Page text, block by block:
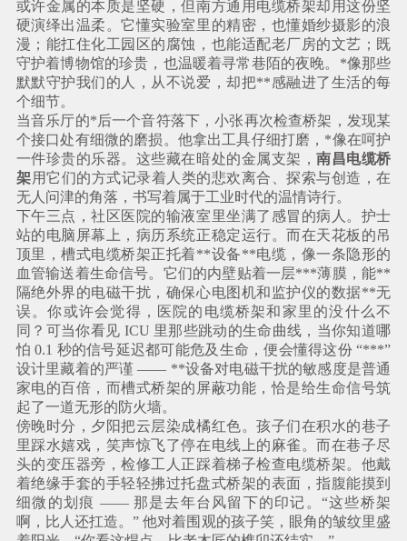
或许金属的本质是坚硬，但南方通用电缆桥架却用这份坚
硬演绎出温柔。它懂实验室里的精密，也懂婚纱摄影的浪
漫；能扛住化工园区的腐蚀，也能适配老厂房的文艺；既
守护着博物馆的珍贵，也温暖着寻常巷陌的夜晚。*像那些
默默守护我们的人，从不说爱，却把**感融进了生活的每
个细节。
当音乐厅的*后一个音符落下，小张再次检查桥架，发现某
个接口处有细微的磨损。他拿出工具仔细打磨，*像在呵护
一件珍贵的乐器。这些藏在暗处的金属支架，南昌电缆桥
架用它们的方式记录着人类的悲欢离合、探索与创造，在
无人问津的角落，书写着属于工业时代的温情诗行。
下午三点，社区医院的输液室里坐满了感冒的病人。护士
站的电脑屏幕上，病历系统正稳定运行。而在天花板的吊
顶里，槽式电缆桥架正托着**设备**电缆，像一条隐形的
血管输送着生命信号。它们的内壁贴着一层***薄膜，能**
隔绝外界的电磁干扰，确保心电图机和监护仪的数据**无
误。你或许会觉得，医院的电缆桥架和家里的没什么不
同？可当你看见 ICU 里那些跳动的生命曲线，当你知道哪
怕 0.1 秒的信号延迟都可能危及生命，便会懂得这份 “***”
设计里藏着的严谨 —— **设备对电磁干扰的敏感度是普通
家电的百倍，而槽式桥架的屏蔽功能，恰是给生命信号筑
起了一道无形的防火墙。
傍晚时分，夕阳把云层染成橘红色。孩子们在积水的巷子
里踩水嬉戏，笑声惊飞了停在电线上的麻雀。而在巷子尽
头的变压器旁，检修工人正踩着梯子检查电缆桥架。他戴
着绝缘手套的手轻轻拂过托盘式桥架的表面，指腹能摸到
细微的划痕 —— 那是去年台风留下的印记。“这些桥架
啊，比人还扛造。” 他对着围观的孩子笑，眼角的皱纹里盛